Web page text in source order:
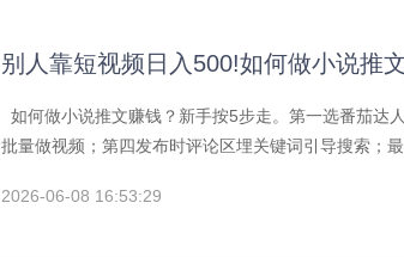
别人靠短视频日入500!如何做小说推
如何做小说推文赚钱？新手按5步走。第一选番茄达
批量做视频；第四发布时评论区埋关键词引导搜索；最
2026-06-08 16:53:29